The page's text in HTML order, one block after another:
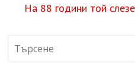
На 88 години той